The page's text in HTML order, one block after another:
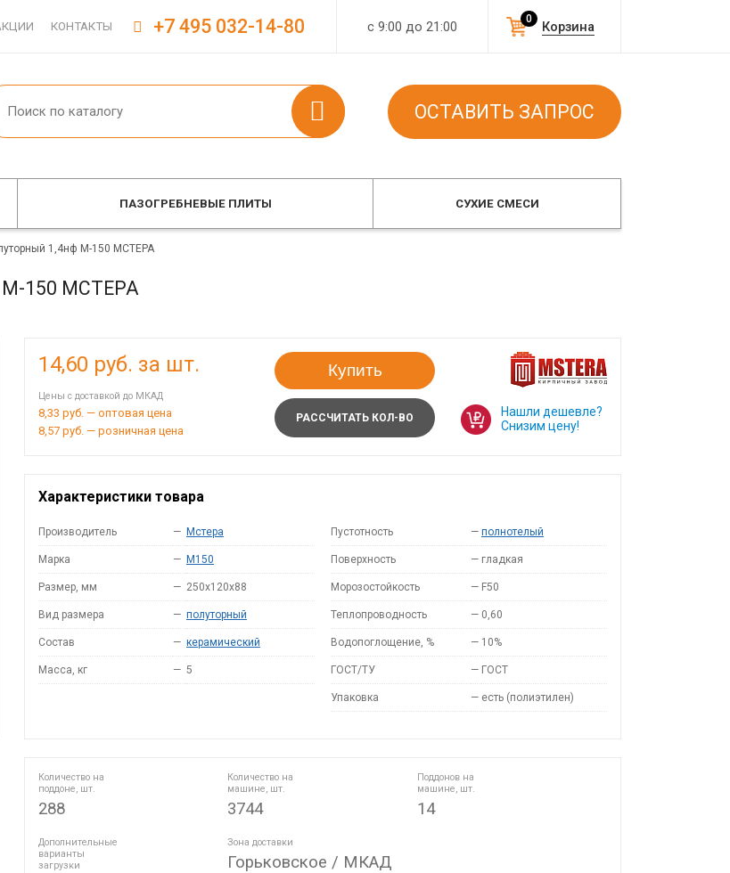
КОНТАКТЫ с 9:00 до 21:00 Корзина
0
+7 495 032-14-80
ОСТАВИТЬ ЗАПРОС
ПАЗОГРЕБНЕВЫЕ ПЛИТЫ СУХИЕ СМЕСИ
1,4нф М-150 МСТЕРА
М-150 МСТЕРА
14,60 руб. за шт.
Цены с доставкой до МКАД
8,33 руб. — оптовая цена
8,57 руб. — розничная цена
Купить
РАССЧИТАТЬ КОЛ-ВО
Нашли дешевле?
Снизим цену!
Характеристики товара
Производитель — Мстера
Марка — M150
Размер, мм — 250x120x88
Вид размера — полуторный
Состав — керамический
Масса, кг — 5
Пустотность — полнотелый
Поверхность — гладкая
Морозостойкость — F50
Теплопроводность — 0,60
Водопоглощение, % — 10%
ГОСТ/ТУ — ГОСТ
Упаковка — есть (полиэтилен)
Количество на
поддоне, шт.
288
Количество на
машине, шт.
3744
Поддонов на
машине, шт.
14
Дополнительные
варианты
загрузки
Зона доставки
Горьковское / МКАД